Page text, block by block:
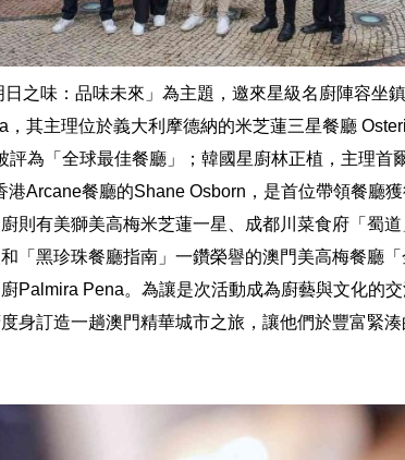
之味：品味未來」為主題，邀來星級名廚陣容坐
，其主理位於義大利摩德納的米芝蓮三星餐廳
評為「全球最佳餐廳」；韓國星廚林正植，主理首
港Arcane餐廳的Shane Osborn，是首位帶領餐廳
則有美獅美高梅米芝蓮一星、成都川菜食府「蜀
「黑珍珠餐廳指南」一鑽榮譽的澳門美高梅餐廳
Palmira Pena。為讓是次活動成為廚藝與文化的
身訂造一趟澳門精華城市之旅，讓他們於豐富緊